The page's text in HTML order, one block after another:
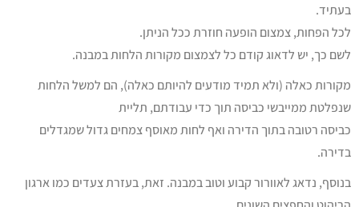
בעתיד.
לכל הפחות, צמצום הופעה חוזרת ככל הניתן.
לשם כך, יש לדאוג קודם כל לצמצום מקורות הלחות במבנה.
מקורות כאלה (ולא תמיד מודעים להיותם כאלה), הם למשל הלחות
שנפלטת ממייבשי כביסה תוך כדי עבודתם, תליית
כביסה רטובה בתוך הדירה ואף לחות מאוסף צמחים גדול שמגדלים
בדירה.
בנוסף, נדאג לאוורור קבוע וטוב במבנה. זאת, בעזרת צעדים כמו ארגון